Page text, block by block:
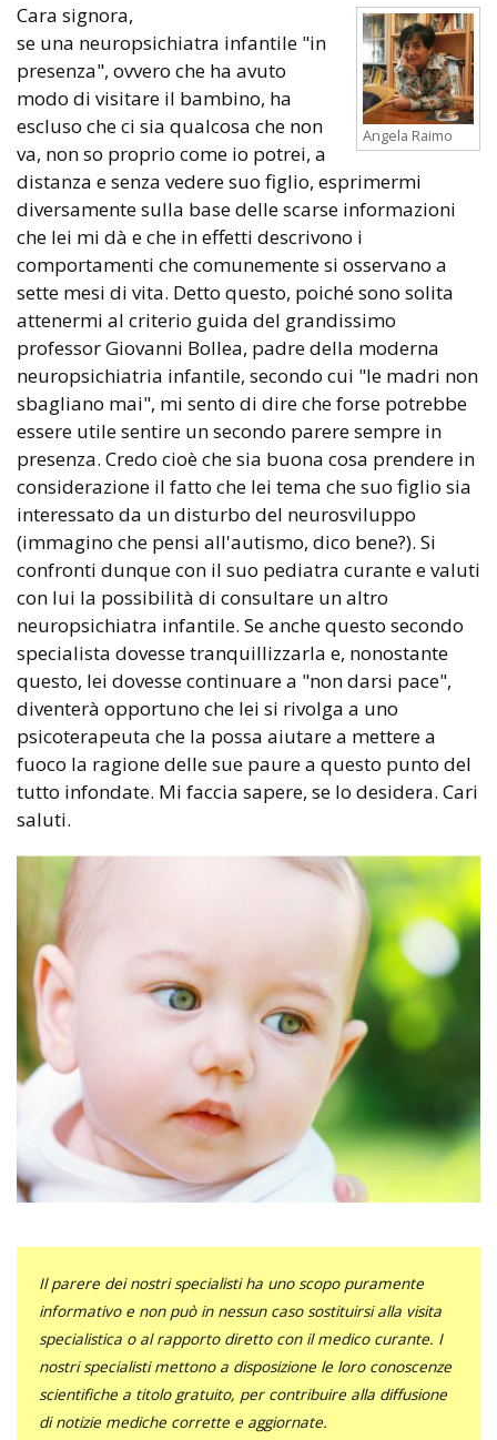
Angela Raimo
Cara signora,
se una neuropsichiatra infantile "in
presenza", ovvero che ha avuto
modo di visitare il bambino, ha
escluso che ci sia qualcosa che non
va, non so proprio come io potrei, a
distanza e senza vedere suo figlio, esprimermi
diversamente sulla base delle scarse informazioni
che lei mi dà e che in effetti descrivono i
comportamenti che comunemente si osservano a
sette mesi di vita. Detto questo, poiché sono solita
attenermi al criterio guida del grandissimo
professor Giovanni Bollea, padre della moderna
neuropsichiatria infantile, secondo cui "le madri non
sbagliano mai", mi sento di dire che forse potrebbe
essere utile sentire un secondo parere sempre in
presenza. Credo cioè che sia buona cosa prendere in
considerazione il fatto che lei tema che suo figlio sia
interessato da un disturbo del neurosviluppo
(immagino che pensi all'autismo, dico bene?). Si
confronti dunque con il suo pediatra curante e valuti
con lui la possibilità di consultare un altro
neuropsichiatra infantile. Se anche questo secondo
specialista dovesse tranquillizzarla e, nonostante
questo, lei dovesse continuare a "non darsi pace",
diventerà opportuno che lei si rivolga a uno
psicoterapeuta che la possa aiutare a mettere a
fuoco la ragione delle sue paure a questo punto del
tutto infondate. Mi faccia sapere, se lo desidera. Cari
saluti.
Il parere dei nostri specialisti ha uno scopo puramente
informativo e non può in nessun caso sostituirsi alla visita
specialistica o al rapporto diretto con il medico curante. I
nostri specialisti mettono a disposizione le loro conoscenze
scientifiche a titolo gratuito, per contribuire alla diffusione
di notizie mediche corrette e aggiornate.